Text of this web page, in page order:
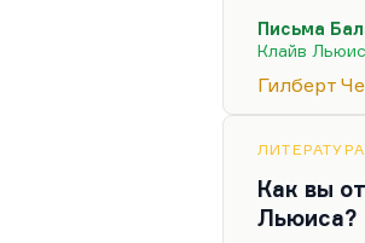
слишком
потом,
мощью. В
Письма
Клайв Льюис
Гилберт
ЛИТЕРАТУРА
Как вы
Льюиса?